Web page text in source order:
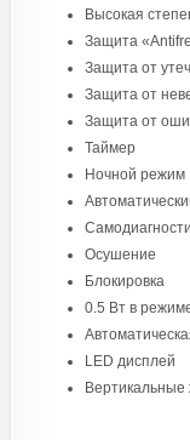
Высокая
Защита
Защита от
Защита от
Защита от
Таймер
Ночной режим
Осушение
Блокировка
0.5 Вт в
LED дисплей